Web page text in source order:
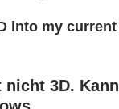
into my current
nicht 3D. Kann